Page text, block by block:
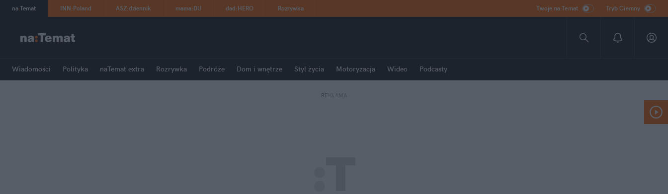
na:Temat INN:Poland ASZ:dziennik mama:DU dad:HERO Rozrywka Twoje na:Temat Tryb Ciemny
Wiadomości Polityka naTemat extra Rozrywka Podróże Dom i wnętrze Styl życia Motoryzacja Wideo Podcasty
REKLAMA